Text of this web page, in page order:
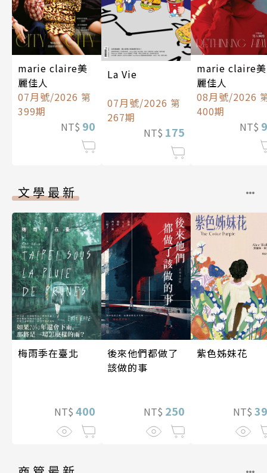
marie claire美
麗佳人
07月號/2026 第
399期
NT$ 90
La Vie
07月號/2026 第
267期
NT$ 175
marie claire美
麗佳人
08月號/2026
400期
NT$
文學最新
梅雨季在臺北
NT$ 400
後來他們都做了
該做的事
NT$ 250
紫色姊妹花
NT$